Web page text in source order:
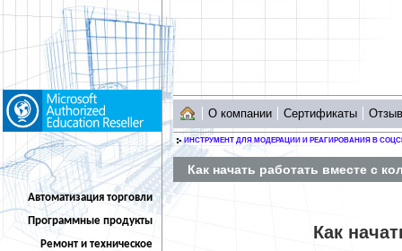
Автоматизация торговли
Программные продукты
Ремонт и техническое
О компании Сертификаты
ИНСТРУМЕНТ ДЛЯ МОДЕРАЦИИ И РЕАГИРОВАНИЯ В
Как начать работать вместе с
Как